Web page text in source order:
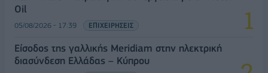
Oil
05/08/2026 - 17:39 ΕΠΙΧΕΙΡΗΣΕΙΣ
Είσοδος της γαλλικής Meridiam στην ηλεκτρική
διασύνδεση Ελλάδας – Κύπρου